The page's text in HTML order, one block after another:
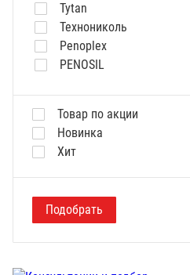
Tytan
Технониколь
Penoplex
PENOSIL
Sоudal
KIM-TEC
Бренд
TYTAN
Акфикс
Гермес
Клео
Товар по акции
Новинка
Хит
Подобрать